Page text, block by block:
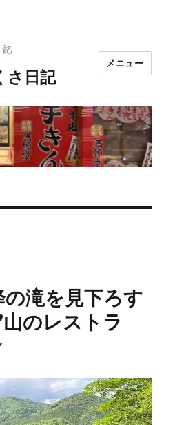
さ日記
メニュー
の滝を見下ろす
のレストラ